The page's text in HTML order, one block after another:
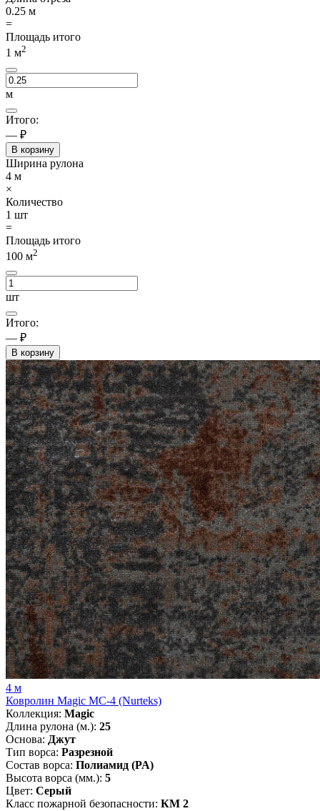
0.25 м
=
Площадь итого
1 м2
м
Итого:
— ₽
В корзину
Ширина рулона
4 м
×
Количество
1 шт
=
Площадь итого
100 м2
шт
Итого:
— ₽
В корзину
4 м
Ковролин Magic MC-4 (Nurteks)
Коллекция: Magic
Длина рулона (м.): 25
Основа: Джут
Тип ворса: Разрезной
Состав ворса: Полиамид (PA)
Высота ворса (мм.): 5
Цвет: Серый
Класс пожарной безопасности: КМ 2